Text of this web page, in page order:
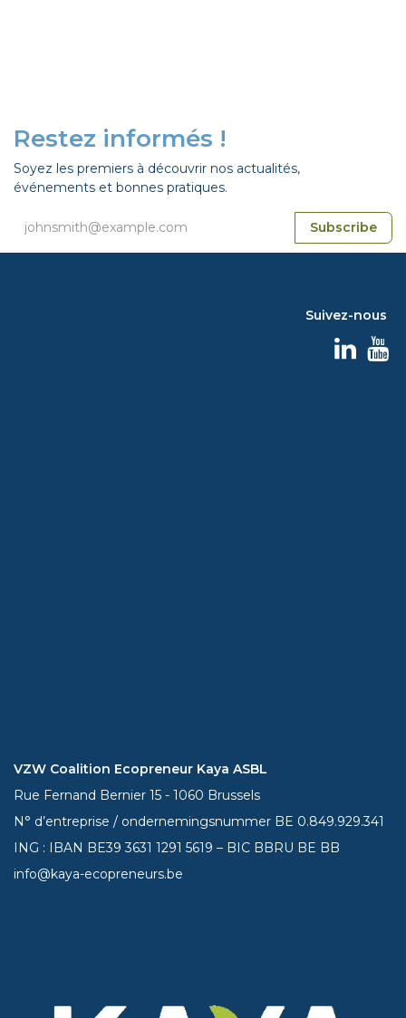
Restez informés !
Soyez les premiers à découvrir nos actualités,
événements et bonnes pratiques.
Subscribe
Suivez-nous
VZW Coalition Ecopreneur Kaya ASBL
Rue Fernand Bernier 15 - 1060 Brussels
N° d’entreprise / ondernemingsnummer BE 0.849.929.341
ING : IBAN BE393631 1291 5619 – BIC BBRU BE BB
info@kaya-ecopreneurs.be